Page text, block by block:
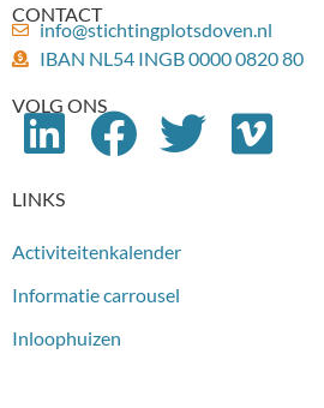
CONTACT
info@stichtingplotsdoven.nl
IBAN NL54 INGB 0000 0820 80
VOLG ONS
LINKS
Activiteitenkalender
Informatie carrousel
Inloophuizen